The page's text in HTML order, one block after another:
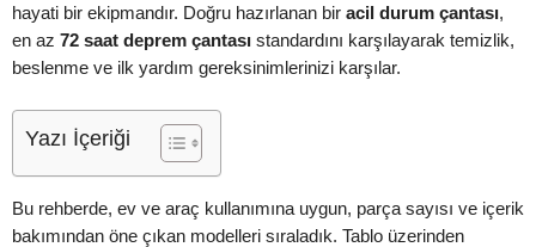
hayati bir ekipmandır. Doğru hazırlanan bir acil durum çantası,
en az 72 saat deprem çantası standardını karşılayarak temizlik,
beslenme ve ilk yardım gereksinimlerinizi karşılar.
Yazı İçeriği
Bu rehberde, ev ve araç kullanımına uygun, parça sayısı ve içerik
bakımından öne çıkan modelleri sıraladık. Tablo üzerinden